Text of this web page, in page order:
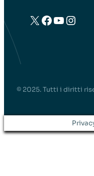
X Facebook
© 2025. Tutti i diritti